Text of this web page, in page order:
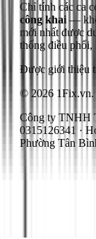
Chỉ tính các ca
công khai —
mới nhất được
thống điều phối,
Được giới thiệu
© 2026 1Fix.vn.
Công ty TNHH
0315126341 ·
Phường Tân